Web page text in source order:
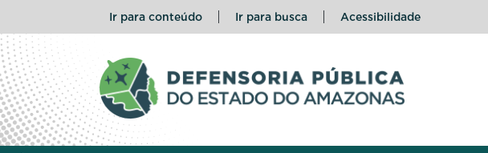
o
conteúdo
Ir para conteúdo Ir para busca Acessibilidade
Defensoria Pública do Estado do Amazonas